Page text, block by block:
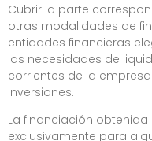
Cubrir la parte
otras modalidades de
entidades financieras
las necesidades de
corrientes de la
inversiones.
La financiación
exclusivamente para